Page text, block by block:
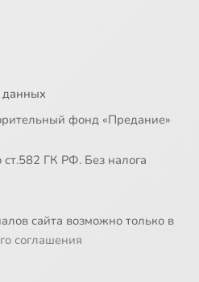
данных
фонд «Предание»
ГК РФ. Без налога
сайта возможно только в
соглашения